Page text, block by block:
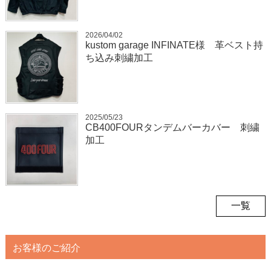
2026/04/02
kustom garage INFINATE様 革ベスト持
ち込み刺繍加工
2025/05/23
CB400FOURタンデムバーカバー 刺繍
加工
一覧
お客様のご紹介